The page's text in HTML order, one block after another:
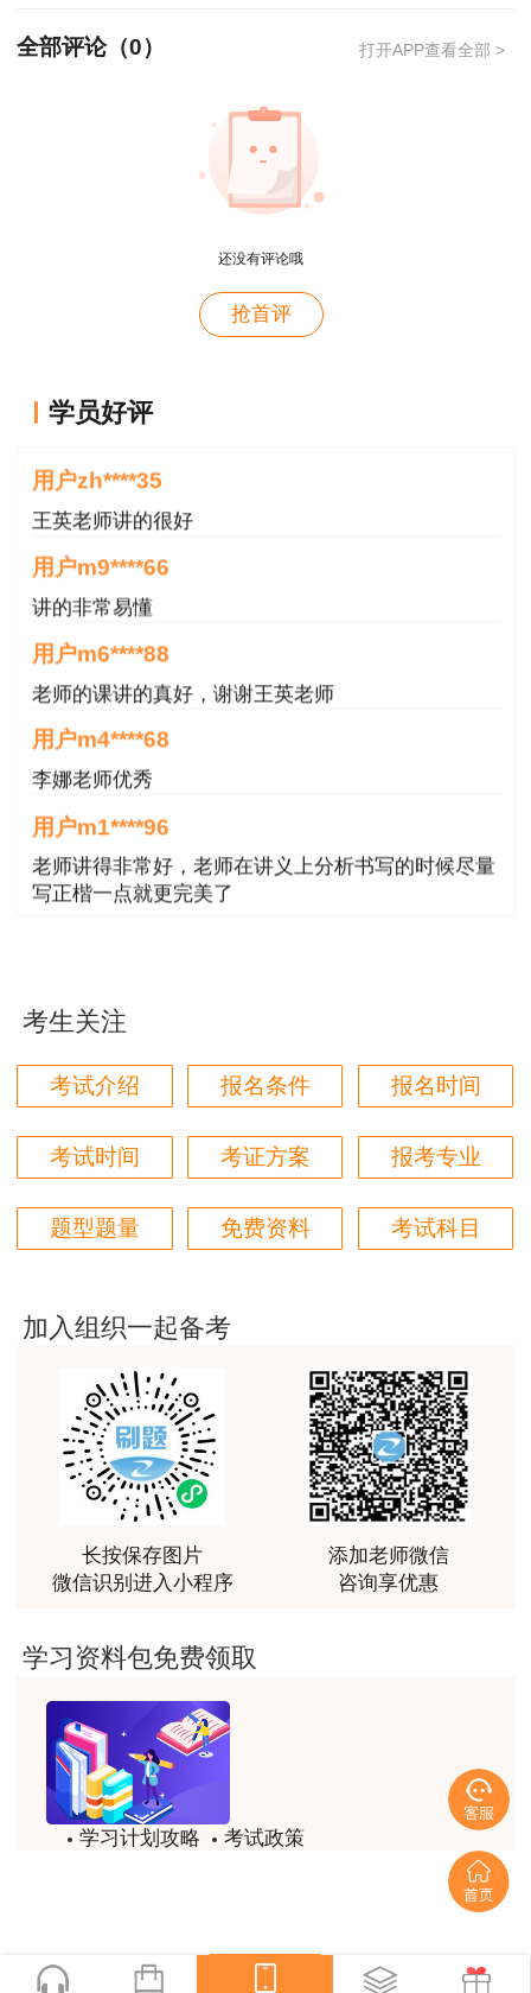
考后对答案加群参加讨论，2019年一级造价
一级造价师备战群】
以上就是为大家分享的2019年一级造价师
《案例分析（安装）》试题及答案解析四，建设工
程教育网将持续关注2020年一级造价师考试的相
关信息。更多2020年一级造价师考试内容，尽在
【本文是建设工程教育网原创文章，转载请注明来
自建设工程教育网】
全部评论（0） 打开APP查看全部 >
还没有评论哦
抢首评
学员好评
王老师越来越年轻了
用户zh****35
王英老师讲的很好
用户m9****66
讲的非常易懂
用户m6****88
老师的课讲的真好，谢谢王英老师
用户m4****68
李娜老师优秀
用户m1****96
老师讲得非常好，老师在讲义上分析书写的时候尽量
写正楷一点就更完美了
用户85****06
用户m1****88
太喜欢王英老师了
平台历史购买的课程，老师讲的多非常好
老师讲的很细致很认真，课件准备充分也非常有耐
心，听了老师的课很有收获，谢谢老师的付出和努
用户m0****88
最棒的预习课
用户m2****66
越听越觉得好
用户m2****66
用户m2****66
非常非常非常非常棒！！!！
用户m2****66
非常非常非常非常棒！！!！
用户xi****mo
土建计量这门课我听了门金瑞和孙琦两位老师的课
程，感觉各有千秋，正好取长补短助我通过了该门考
考生关注
考试介绍 报名条件 报名时间
考试时间 考证方案 报考专业
题型题量 免费资料 考试科目
加入组织一起备考
长按保存图片
微信识别进入小程序
添加老师微信
咨询享优惠
学习资料包免费领取
学习计划攻略
考试政策